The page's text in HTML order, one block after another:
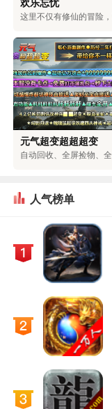
元气超变超超超变
人气榜单